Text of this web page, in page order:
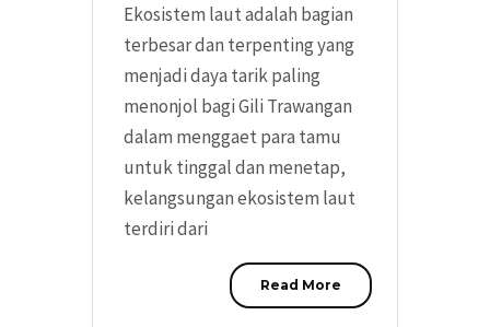
Ekosistem laut adalah bagian
terbesar dan terpenting yang
menjadi daya tarik paling
menonjol bagi Gili Trawangan
dalam menggaet para tamu
untuk tinggal dan menetap,
kelangsungan ekosistem laut
terdiri dari
Read More